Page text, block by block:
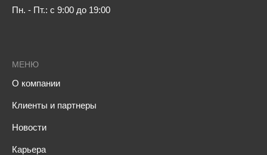
МЕНЮ
О компании
Клиенты и партнеры
Новости
Карьера
Пн. - Пт.: с 9:00 до 19:00